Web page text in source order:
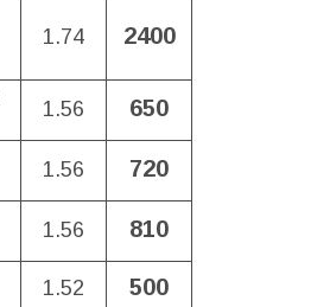
1.74 2400
1.56 650
1.56 720
1.56 810
1.52 500